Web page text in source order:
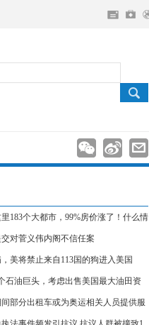
183个大都市，99%房价涨了！什么情
对菅义伟内阁不信任案
美将禁止来自113国的狗进入美国
石油巨头，考虑出售美国最大油田资
部分出租车或为奥运相关人员提供服